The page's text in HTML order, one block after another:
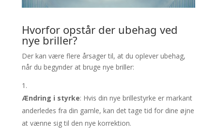
Hvorfor opstår der ubehag ved
nye briller?
Der kan være flere årsager til, at du oplever ubehag,
når du begynder at bruge nye briller:
Ændring i styrke: Hvis din nye brillestyrke er markant
anderledes fra din gamle, kan det tage tid for dine øjne
at vænne sig til den nye korrektion.